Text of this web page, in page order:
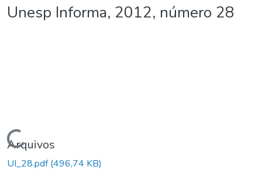
Digital
Unesp Informa, 2012, número 28
Carregando...
Arquivos
UI_28.pdf(496,74 KB)